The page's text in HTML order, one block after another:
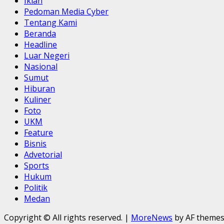
Pedoman Media Cyber
Tentang Kami
Beranda
Headline
Luar Negeri
Nasional
Sumut
Hiburan
Kuliner
Foto
UKM
Feature
Bisnis
Advetorial
Sports
Hukum
Politik
Medan
Copyright © All rights reserved. | MoreNews by AF